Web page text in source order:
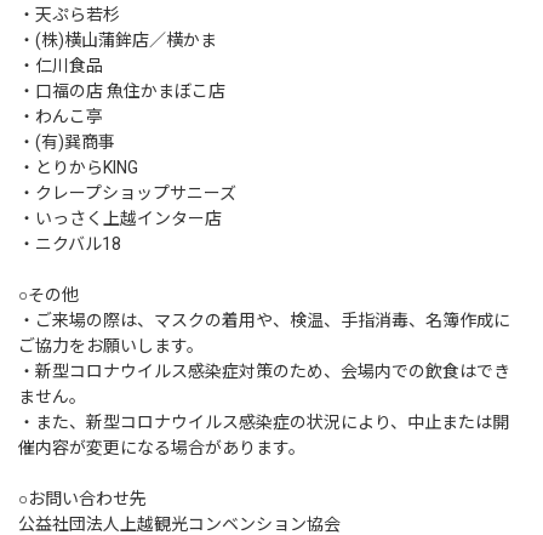
・天ぷら若杉
・(株)横山蒲鉾店／横かま
・仁川食品
・口福の店 魚住かまぼこ店
・わんこ亭
・(有)巽商事
・とりからKING
・クレープショップサニーズ
・いっさく上越インター店
・ニクバル18
○その他
・ご来場の際は、マスクの着用や、検温、手指消毒、名簿作成に
ご協力をお願いします。
・新型コロナウイルス感染症対策のため、会場内での飲食はでき
ません。
・また、新型コロナウイルス感染症の状況により、中止または開
催内容が変更になる場合があります。
○お問い合わせ先
公益社団法人上越観光コンベンション協会